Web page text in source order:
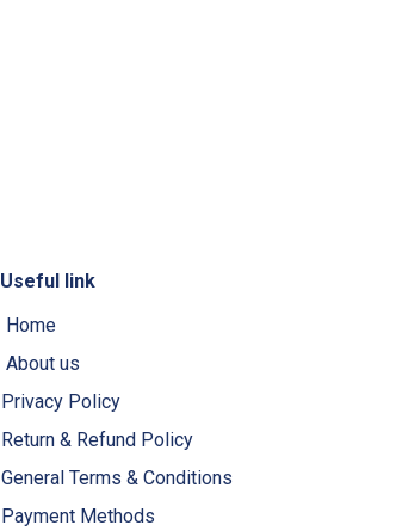
Useful link
Home
About us
Privacy Policy
Return & Refund Policy
General Terms & Conditions
Payment Methods